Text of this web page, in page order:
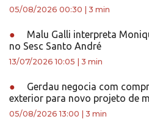
05/08/2026 00:30 3 min
●
Malu Galli interpreta
no Sesc Santo André
13/07/2026 10:05 3 min
●
Gerdau negocia com
exterior para novo projeto de
05/08/2026 13:00 3 min